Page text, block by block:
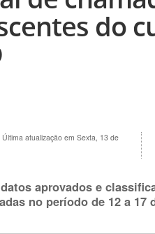
do
Última atualização em Sexta, 13 de
aprovados e
no período de 12 a 17